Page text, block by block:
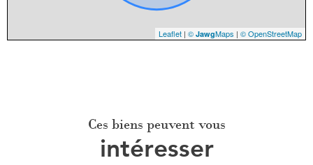
Leaflet | © JawgMaps | © OpenStreetMap
Ces biens peuvent vous
intéresser